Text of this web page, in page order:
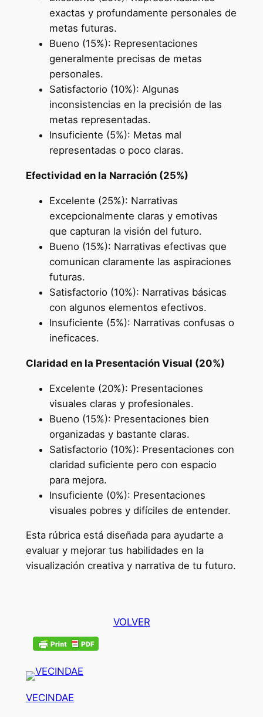
exactas y profundamente personales de
metas futuras.
Bueno (15%): Representaciones
generalmente precisas de metas
personales.
Satisfactorio (10%): Algunas
inconsistencias en la precisión de las
metas representadas.
Insuficiente (5%): Metas mal
representadas o poco claras.
Efectividad en la Narración (25%)
Excelente (25%): Narrativas
excepcionalmente claras y emotivas
que capturan la visión del futuro.
Bueno (15%): Narrativas efectivas que
comunican claramente las aspiraciones
futuras.
Satisfactorio (10%): Narrativas básicas
con algunos elementos efectivos.
Insuficiente (5%): Narrativas confusas o
ineficaces.
Claridad en la Presentación Visual (20%)
Excelente (20%): Presentaciones
visuales claras y profesionales.
Bueno (15%): Presentaciones bien
organizadas y bastante claras.
Satisfactorio (10%): Presentaciones con
claridad suficiente pero con espacio
para mejora.
Insuficiente (0%): Presentaciones
visuales pobres y difíciles de entender.
Esta rúbrica está diseñada para ayudarte a
evaluar y mejorar tus habilidades en la
visualización creativa y narrativa de tu futuro.
VOLVER
VECINDAE